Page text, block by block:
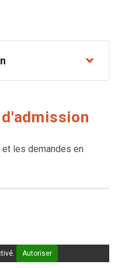
les demandes en
Autoriser